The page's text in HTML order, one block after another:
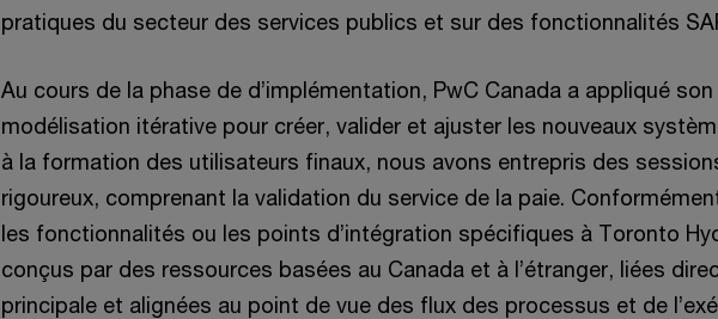
pratiques du secteur des services publics et sur des fonctionnalités
Au cours de la phase de d’implémentation, PwC Canada a appliqué son
modélisation itérative pour créer, valider et ajuster les nouveaux
à la formation des utilisateurs finaux, nous avons entrepris des
rigoureux, comprenant la validation du service de la paie. Conformément
les fonctionnalités ou les points d’intégration spécifiques à Toronto
conçus par des ressources basées au Canada et à l’étranger, liées
principale et alignées au point de vue des flux des processus et de